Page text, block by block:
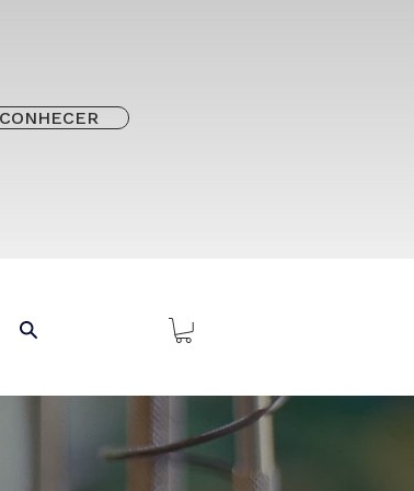
CONHECER